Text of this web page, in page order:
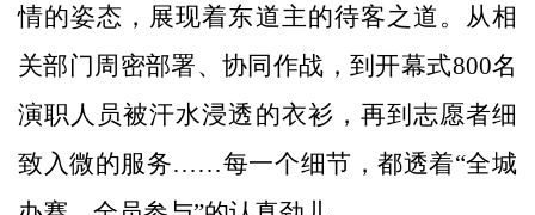
情的姿态，展现着东道主的待客之道。从相
关部门周密部署、协同作战，到开幕式800名
演职人员被汗水浸透的衣衫，再到志愿者细
致入微的服务……每一个细节，都透着“全城